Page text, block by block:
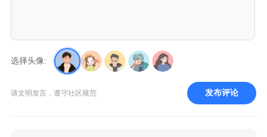
选择头像:
请文明发言，遵守社区规范 发布评论